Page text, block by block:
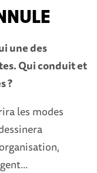
une des
Qui conduit et
?
les modes